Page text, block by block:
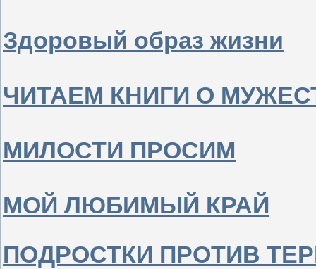
Здоровый образ жизни
ЧИТАЕМ КНИГИ О
МИЛОСТИ ПРОСИМ
МОЙ ЛЮБИМЫЙ КРАЙ
ПОДРОСТКИ ПРОТИВ